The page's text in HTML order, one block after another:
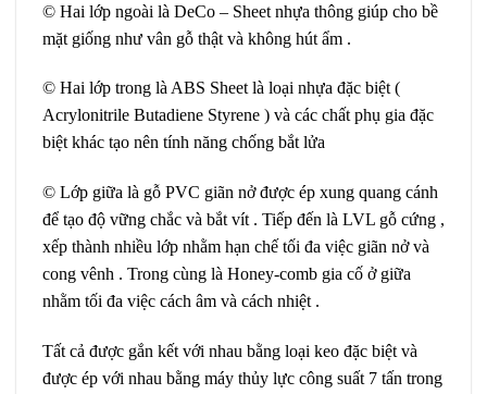
© Hai lớp ngoài là DeCo – Sheet nhựa thông giúp cho bề
mặt giống như vân gỗ thật và không hút ẩm .
© Hai lớp trong là ABS Sheet là loại nhựa đặc biệt (
Acrylonitrile Butadiene Styrene ) và các chất phụ gia đặc
biệt khác tạo nên tính năng chống bắt lửa
© Lớp giữa là gỗ PVC giãn nở được ép xung quang cánh
để tạo độ vững chắc và bắt vít . Tiếp đến là LVL gỗ cứng ,
xếp thành nhiều lớp nhằm hạn chế tối đa việc giãn nở và
cong vênh . Trong cùng là Honey-comb gia cố ở giữa
nhằm tối đa việc cách âm và cách nhiệt .
Tất cả được gắn kết với nhau bằng loại keo đặc biệt và
được ép với nhau bằng máy thủy lực công suất 7 tấn trong